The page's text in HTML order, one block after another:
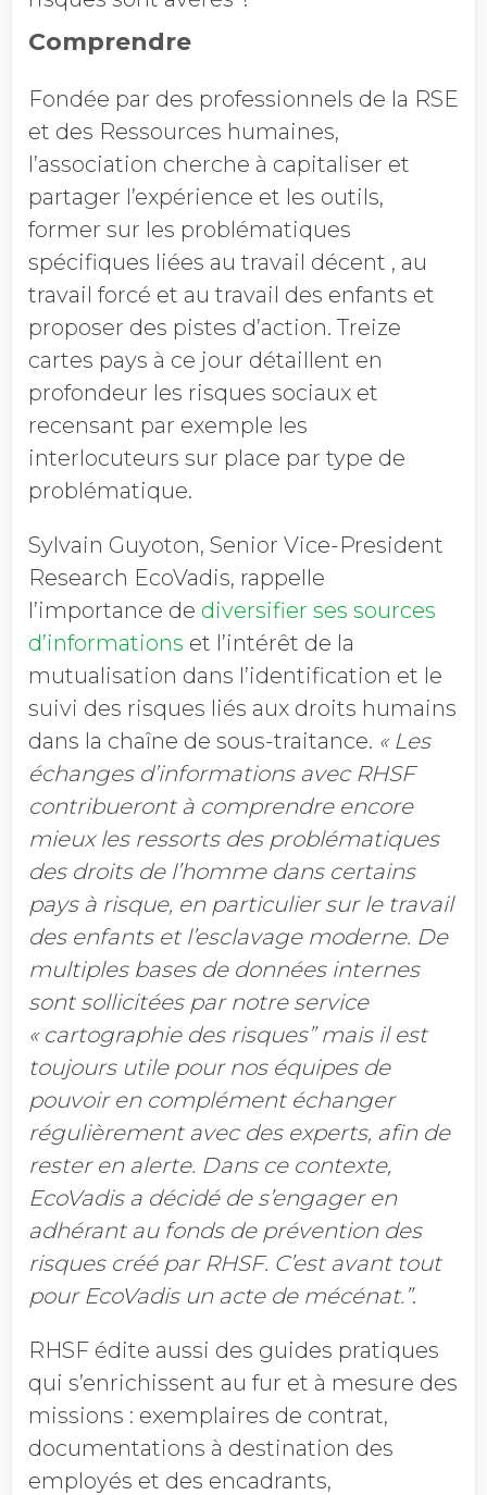
Comprendre
Fondée par des professionnels de la RSE
et des Ressources humaines,
l’association cherche à capitaliser et
partager l’expérience et les outils,
former sur les problématiques
spécifiques liées au travail décent , au
travail forcé et au travail des enfants et
proposer des pistes d’action. Treize
cartes pays à ce jour détaillent en
profondeur les risques sociaux et
recensant par exemple les
interlocuteurs sur place par type de
problématique.
Sylvain Guyoton, Senior Vice-President
Research EcoVadis, rappelle
l’importance de diversifier ses sources
d’informations et l’intérêt de la
mutualisation dans l’identification et le
suivi des risques liés aux droits humains
dans la chaîne de sous-traitance. « Les
échanges d’informations avec RHSF
contribueront à comprendre encore
mieux les ressorts des problématiques
des droits de l’homme dans certains
pays à risque, en particulier sur le travail
des enfants et l’esclavage moderne. De
multiples bases de données internes
sont sollicitées par notre service
« cartographie des risques” mais il est
toujours utile pour nos équipes de
pouvoir en complément échanger
régulièrement avec des experts, afin de
rester en alerte. Dans ce contexte,
EcoVadis a décidé de s’engager en
adhérant au fonds de prévention des
risques créé par RHSF. C’est avant tout
pour EcoVadis un acte de mécénat.”.
RHSF édite aussi des guides pratiques
qui s’enrichissent au fur et à mesure des
missions : exemplaires de contrat,
documentations à destination des
employés et des encadrants,